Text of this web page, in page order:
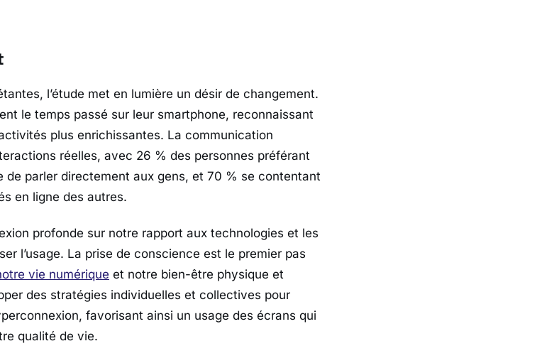
l’étude met en lumière un désir de changement.
le temps passé sur leur smartphone, reconnaissant
plus enrichissantes. La communication
réelles, avec 26 % des personnes préférant
de parler directement aux gens, et 70 % se contentant
en ligne des autres.
profonde sur notre rapport aux technologies et les
l’usage. La prise de conscience est le premier pas
vie numérique et notre bien-être physique et
des stratégies individuelles et collectives pour
favorisant ainsi un usage des écrans qui
qualité de vie.